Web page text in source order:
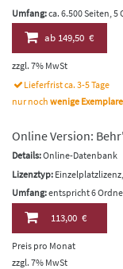
Umfang:ca. 6.500 Seiten, 5
ab149,50 €
zzgl. 7% MwSt
Lieferfrist ca. 3-5 Tage
nur noch wenige Exemplare
Online Version:
Details:Online-Datenbank
Lizenztyp:
Umfang:entspricht 6
113,00 €
Preis pro Monat
zzgl. 7% MwSt